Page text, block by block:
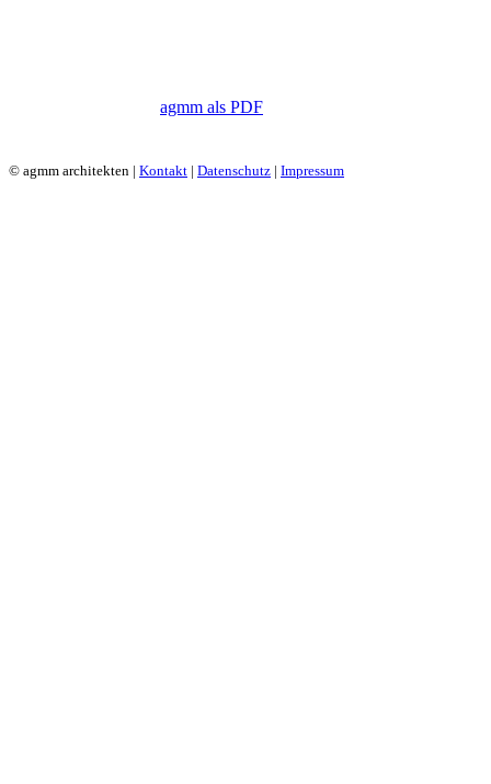
agmm als PDF
© agmm architekten | Kontakt | Datenschutz | Impressum